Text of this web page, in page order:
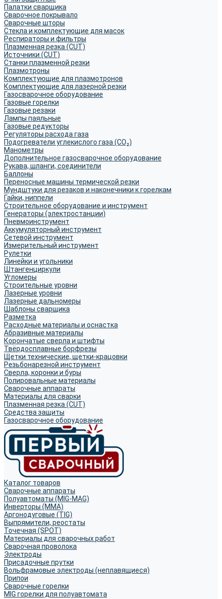
Палатки сварщика
Сварочное покрывало
Сварочные шторы
Стекла и комплектующие для масок
Респираторы и фильтры
Плазменная резка (CUT)
Источники (CUT)
Станки плазменной резки
Плазмотроны
Комплектующие для плазмотронов
Комплектующие для лазерной резки
Газосварочное оборудование
Газовые горелки
Газовые резаки
Лампы паяльные
Газовые редукторы
Регуляторы расхода газа
Подогреватели углекислого газа (CO₂)
Манометры
Дополнительное газосварочное оборудование
Рукава, шланги, соединители
Баллоны
Переносные машины термической резки
Мундштуки для резаков и наконечники к горелкам
Гайки, ниппели
Строительное оборудование и инструмент
Генераторы (электростанции)
Пневмоинструмент
Аккумуляторный инструмент
Сетевой инструмент
Измерительный инструмент
Рулетки
Линейки и угольники
Штангенциркули
Угломеры
Строительные уровни
Лазерные уровни
Лазерные дальномеры
Шаблоны сварщика
Разметка
Расходные материалы и оснастка
Абразивные материалы
Корончатые сверла и штифты
Твёрдосплавные борфрезы
Щетки технические, щетки-крацовки
Резьбонарезной инструмент
Сверла, коронки и буры
Полировальные материалы
Сварочные аппараты
Материалы для сварки
Плазменная резка (CUT)
Средства защиты
Газосварочное оборудование
Каталог товаров
Сварочные аппараты
Полуавтоматы (MIG-MAG)
Инверторы (MMA)
Аргонодуговые (TIG)
Выпрямители, реостаты
Точечная (SPOT)
Материалы для сварочных работ
Сварочная проволока
Электроды
Присадочные прутки
Вольфрамовые электроды (неплавящиеся)
Припои
Сварочные горелки
MIG горелки для полуавтомата